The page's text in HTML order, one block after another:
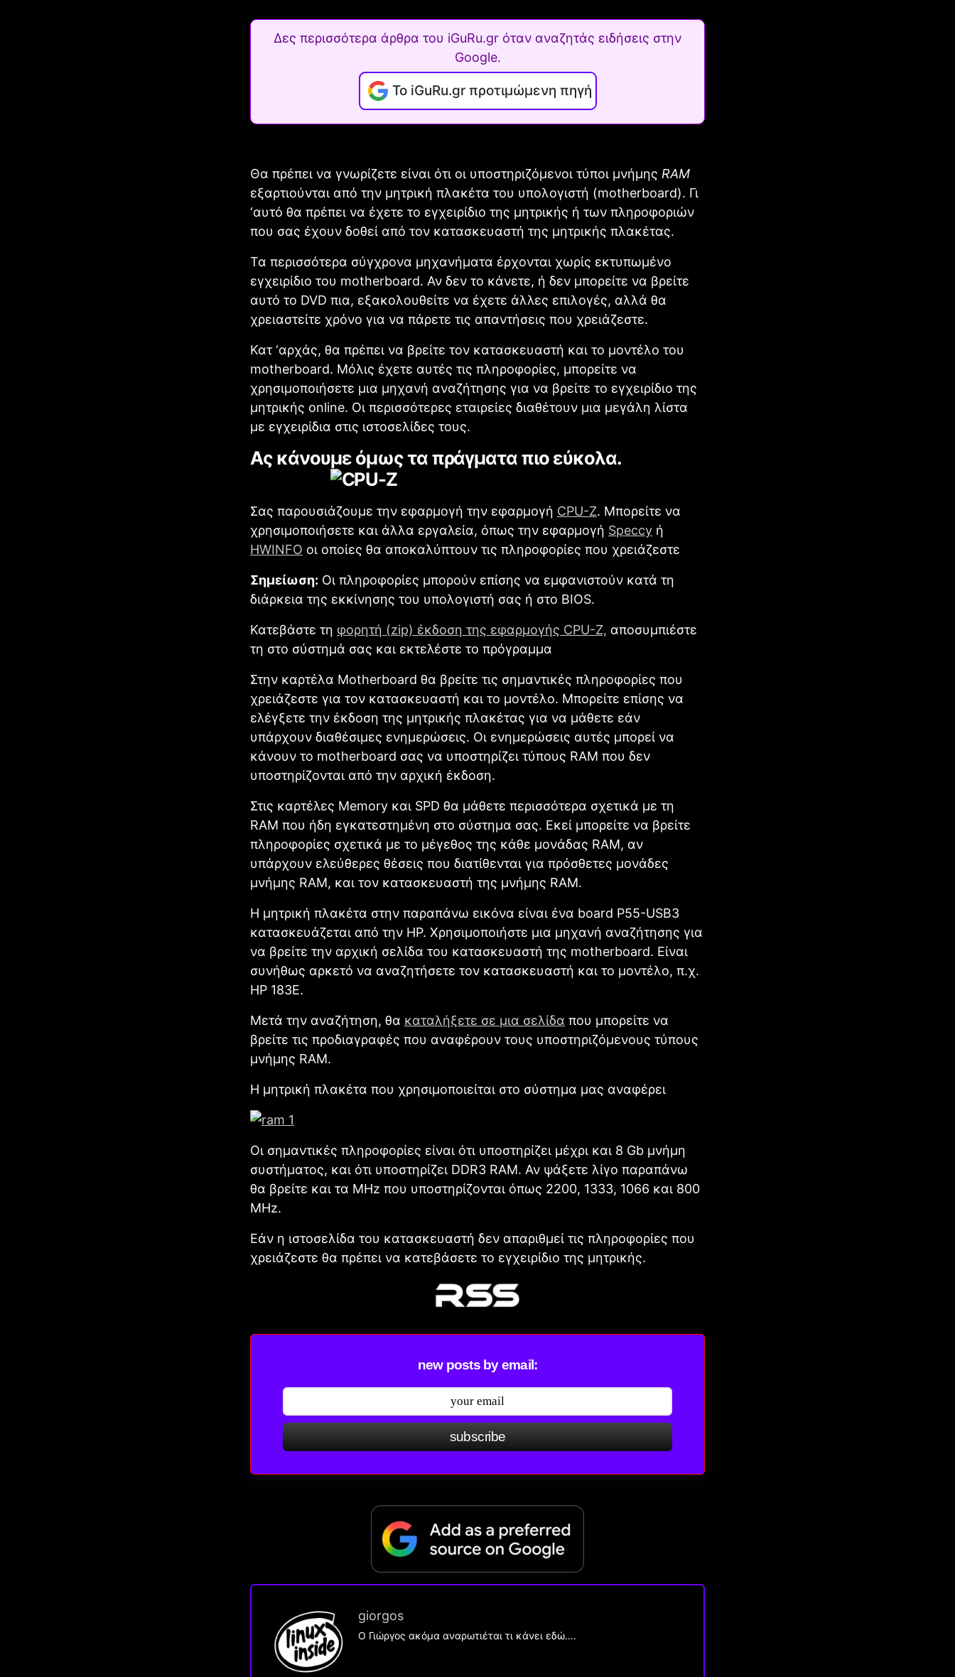
Δες περισσότερα άρθρα του iGuRu.gr όταν αναζητάς ειδήσεις στην
Google.
Το iGuRu.gr προτιμώμενη πηγή
Θα πρέπει να γνωρίζετε είναι ότι οι υποστηριζόμενοι τύποι μνήμης RAM
εξαρτιούνται από την μητρική πλακέτα του υπολογιστή (motherboard). Γι
‘αυτό θα πρέπει να έχετε το εγχειρίδιο της μητρικής ή των πληροφοριών
που σας έχουν δοθεί από τον κατασκευαστή της μητρικής πλακέτας.
Τα περισσότερα σύγχρονα μηχανήματα έρχονται χωρίς εκτυπωμένο
εγχειρίδιο του motherboard. Αν δεν το κάνετε, ή δεν μπορείτε να βρείτε
αυτό το DVD πια, εξακολουθείτε να έχετε άλλες επιλογές, αλλά θα
χρειαστείτε χρόνο για να πάρετε τις απαντήσεις που χρειάζεστε.
Κατ ‘αρχάς, θα πρέπει να βρείτε τον κατασκευαστή και το μοντέλο του
motherboard. Μόλις έχετε αυτές τις πληροφορίες, μπορείτε να
χρησιμοποιήσετε μια μηχανή αναζήτησης για να βρείτε το εγχειρίδιο της
μητρικής online. Οι περισσότερες εταιρείες διαθέτουν μια μεγάλη λίστα
με εγχειρίδια στις ιστοσελίδες τους.
Ας κάνουμε όμως τα πράγματα πιο εύκολα.
Σας παρουσιάζουμε την εφαρμογή την εφαρμογή CPU-Z. Μπορείτε να
χρησιμοποιήσετε και άλλα εργαλεία, όπως την εφαρμογή Speccy ή
HWINFO οι οποίες θα αποκαλύπτουν τις πληροφορίες που χρειάζεστε
Σημείωση: Οι πληροφορίες μπορούν επίσης να εμφανιστούν κατά τη
διάρκεια της εκκίνησης του υπολογιστή σας ή στο BIOS.
Κατεβάστε τη φορητή (zip) έκδοση της εφαρμογής CPU-Z, αποσυμπιέστε
τη στο σύστημά σας και εκτελέστε το πρόγραμμα
Στην καρτέλα Motherboard θα βρείτε τις σημαντικές πληροφορίες που
χρειάζεστε για τον κατασκευαστή και το μοντέλο. Μπορείτε επίσης να
ελέγξετε την έκδοση της μητρικής πλακέτας για να μάθετε εάν
υπάρχουν διαθέσιμες ενημερώσεις. Οι ενημερώσεις αυτές μπορεί να
κάνουν το motherboard σας να υποστηρίζει τύπους RΑM που δεν
υποστηρίζονται από την αρχική έκδοση.
Στις καρτέλες Memory και SPD θα μάθετε περισσότερα σχετικά με τη
RΑM που ήδη εγκατεστημένη στο σύστημα σας. Εκεί μπορείτε να βρείτε
πληροφορίες σχετικά με το μέγεθος της κάθε μονάδας RΑM, αν
υπάρχουν ελεύθερες θέσεις που διατίθενται για πρόσθετες μονάδες
μνήμης RAM, και τον κατασκευαστή της μνήμης RΑM.
Η μητρική πλακέτα στην παραπάνω εικόνα είναι ένα board P55-USB3
κατασκευάζεται από την HP. Χρησιμοποιήστε μια μηχανή αναζήτησης για
να βρείτε την αρχική σελίδα τoυ κατασκευαστή της motherboard. Είναι
συνήθως αρκετό να αναζητήσετε τον κατασκευαστή και το μοντέλο, π.χ.
HP 183E.
Μετά την αναζήτηση, θα καταλήξετε σε μια σελίδα που μπορείτε να
βρείτε τις προδιαγραφές που αναφέρουν τους υποστηριζόμενους τύπους
μνήμης RAM.
H μητρική πλακέτα που χρησιμοποιείται στο σύστημα μας αναφέρει
Οι σημαντικές πληροφορίες είναι ότι υποστηρίζει μέχρι και 8 Gb μνήμη
συστήματος, και ότι υποστηρίζει DDR3 RAM. Αν ψάξετε λίγο παραπάνω
θα βρείτε και τα MHz που υποστηρίζονται όπως 2200, 1333, 1066 και 800
MHz.
Εάν η ιστοσελίδα του κατασκευαστή δεν απαριθμεί τις πληροφορίες που
χρειάζεστε θα πρέπει να κατεβάσετε το εγχειρίδιο της μητρικής.
new posts by email:
subscribe
giorgos
Ο Γιώργος ακόμα αναρωτιέται τι κάνει εδώ….